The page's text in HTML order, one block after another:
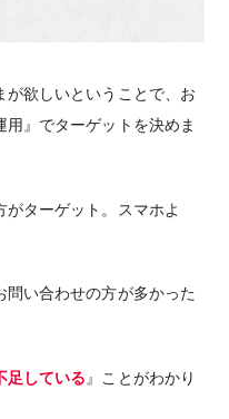
欲しいということで、お
』でターゲットを決めま
ターゲット。スマホよ
問い合わせの方が多かった
足している 』ことがわかり